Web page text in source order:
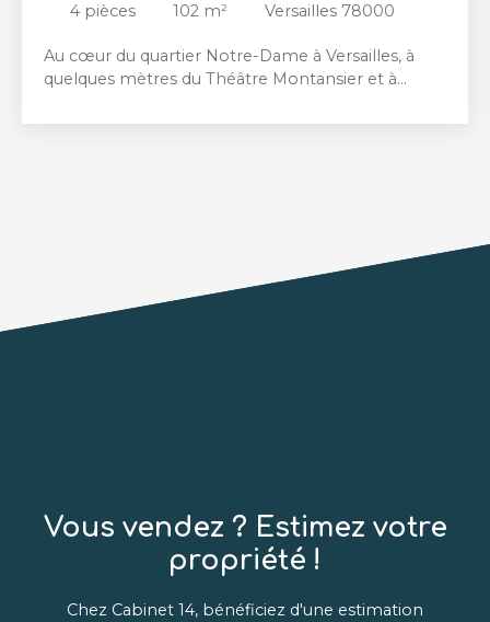
4 pièces 102 m² Versailles 78000
Au cœur du quartier Notre-Dame à Versailles, à
quelques mètres du Théâtre Montansier et à
transports, découvrez ce magnifique
sous plafond lui confèrent une élégance rare ainsi
qu'une remarquable sensation d'espace et de
lumière. La cuisine ouverte s'intègre parfaitement
Versailles.
Vous vendez ? Estimez votre
propriété !
Chez Cabinet 14, bénéficiez d'une estimation